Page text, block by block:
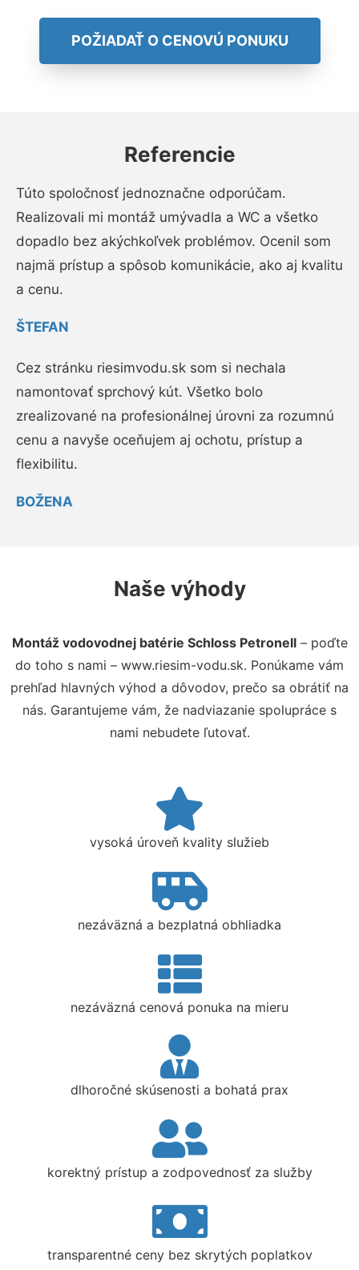
POŽIADAŤ O CENOVÚ PONUKU
Referencie
Túto spoločnosť jednoznačne odporúčam.
Realizovali mi montáž umývadla a WC a všetko
dopadlo bez akýchkoľvek problémov. Ocenil som
najmä prístup a spôsob komunikácie, ako aj kvalitu
a cenu.
ŠTEFAN
Cez stránku riesimvodu.sk som si nechala
namontovať sprchový kút. Všetko bolo
zrealizované na profesionálnej úrovni za rozumnú
cenu a navyše oceňujem aj ochotu, prístup a
flexibilitu.
BOŽENA
Naše výhody
Montáž vodovodnej batérie Schloss Petronell– poďte
do toho s nami – www.riesim-vodu.sk. Ponúkame vám
prehľad hlavných výhod a dôvodov, prečo sa obrátiť na
nás. Garantujeme vám, že nadviazanie spolupráce s
nami nebudete ľutovať.
vysoká úroveň kvality služieb
nezáväzná a bezplatná obhliadka
nezáväzná cenová ponuka na mieru
dlhoročné skúsenosti a bohatá prax
korektný prístup a zodpovednosť za služby
transparentné ceny bez skrytých poplatkov